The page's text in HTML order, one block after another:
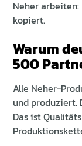
Neher
kopiert.
Warum
500
Alle Neher-
und produziert.
Das ist